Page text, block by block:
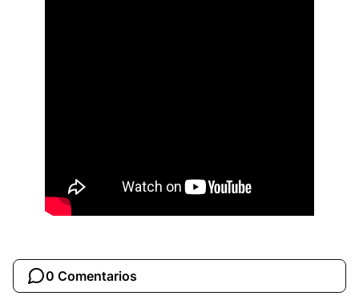
0 Comentarios